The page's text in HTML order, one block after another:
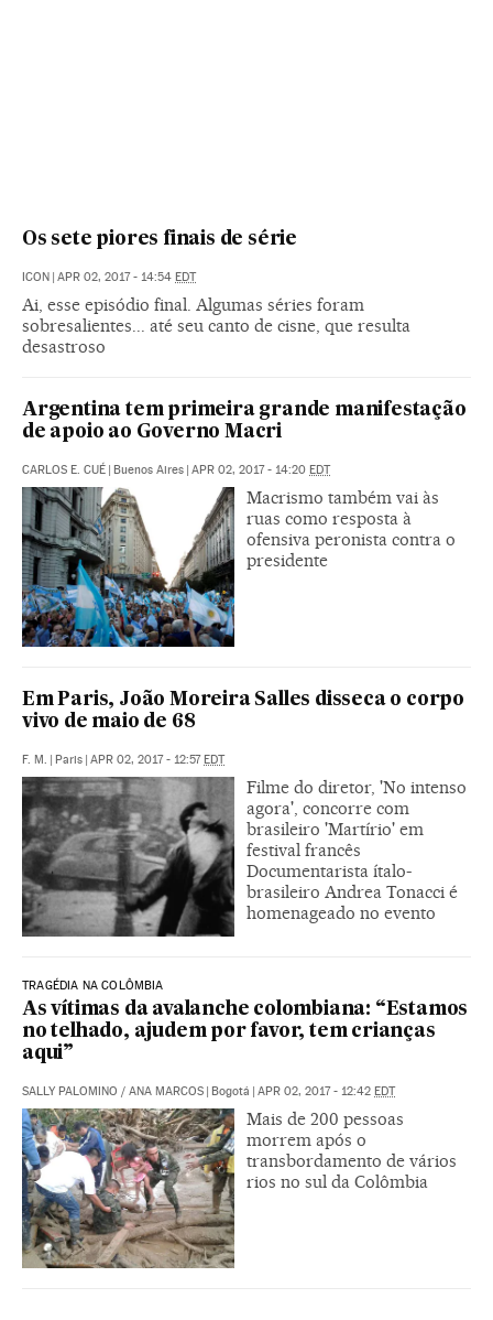
Os sete piores finais de série
ICON | APR 02, 2017 - 14:54 EDT
Ai, esse episódio final. Algumas séries foram
sobresalientes... até seu canto de cisne, que resulta
desastroso
Argentina tem primeira grande manifestação
de apoio ao Governo Macri
CARLOS E. CUÉ | Buenos Aires | APR 02, 2017 - 14:20 EDT
Macrismo também vai às
ruas como resposta à
ofensiva peronista contra o
presidente
Em Paris, João Moreira Salles disseca o corpo
vivo de maio de 68
F. M. | Paris | APR 02, 2017 - 12:57EDT
Filme do diretor, 'No intenso
agora', concorre com
brasileiro 'Martírio' em
festival francês
Documentarista ítalo-
brasileiro Andrea Tonacci é
homenageado no evento
TRAGÉDIA NA COLÔMBIA
As vítimas da avalanche colombiana: “Estamos
no telhado, ajudem por favor, tem crianças
aqui”
SALLY PALOMINO / ANA MARCOS | Bogotá | APR 02, 2017 - 12:42 EDT
Mais de 200 pessoas
morrem após o
transbordamento de vários
rios no sul da Colômbia